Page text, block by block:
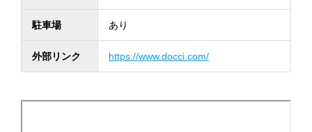
駐車場 あり
外部リンク https://www.docci.com/